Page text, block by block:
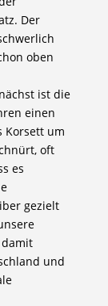
Der
oben
ist die
einen
Korsett um
oft
es
gezielt
und